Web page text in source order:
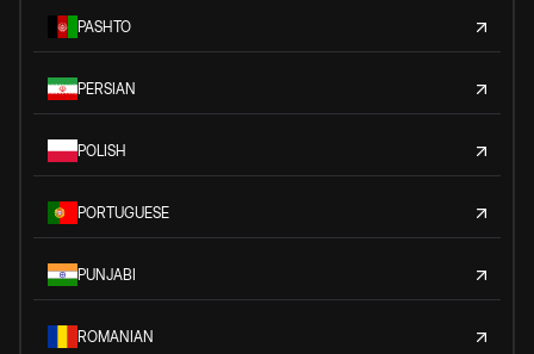
PASHTO
PERSIAN
POLISH
PORTUGUESE
PUNJABI
ROMANIAN